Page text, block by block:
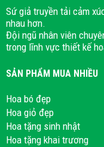
Sứ giả truyền tải cảm
nhau hơn.
Đội ngũ nhân viên
trong lĩnh vực thiết kế
SẢN PHẨM MUA NHIỀU
Hoa bó đẹp
Hoa giỏ đẹp
Hoa tặng sinh nhật
Hoa tặng khai trương